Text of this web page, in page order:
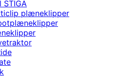
plæneklipper